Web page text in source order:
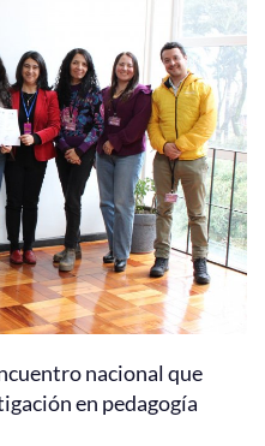
nacional que
en pedagogía